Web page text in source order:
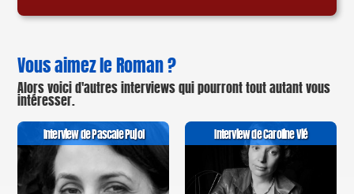
Vous aimez le Roman ?
Alors voici d'autres interviews qui pourront tout autant vous
intéresser.
Interview de Pascale Pujol Interview de Caroline Vié